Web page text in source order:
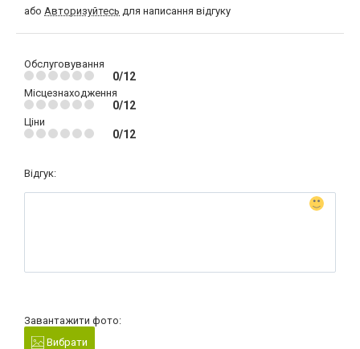
або Авторизуйтесь для написання відгуку
Обслуговування
0/12
Місцезнаходження
0/12
Ціни
0/12
Відгук:
Завантажити фото:
Вибрати